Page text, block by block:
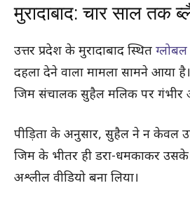
मुरादाबाद: चार साल तक
उत्तर प्रदेश के मुरादाबाद स्थित
दहला देने वाला मामला सामने आया
जिम संचालक सुहैल मलिक पर गंभीर
पीड़िता के अनुसार, सुहैल ने न केवल
जिम के भीतर ही डरा-धमकाकर
अश्लील वीडियो बना लिया।